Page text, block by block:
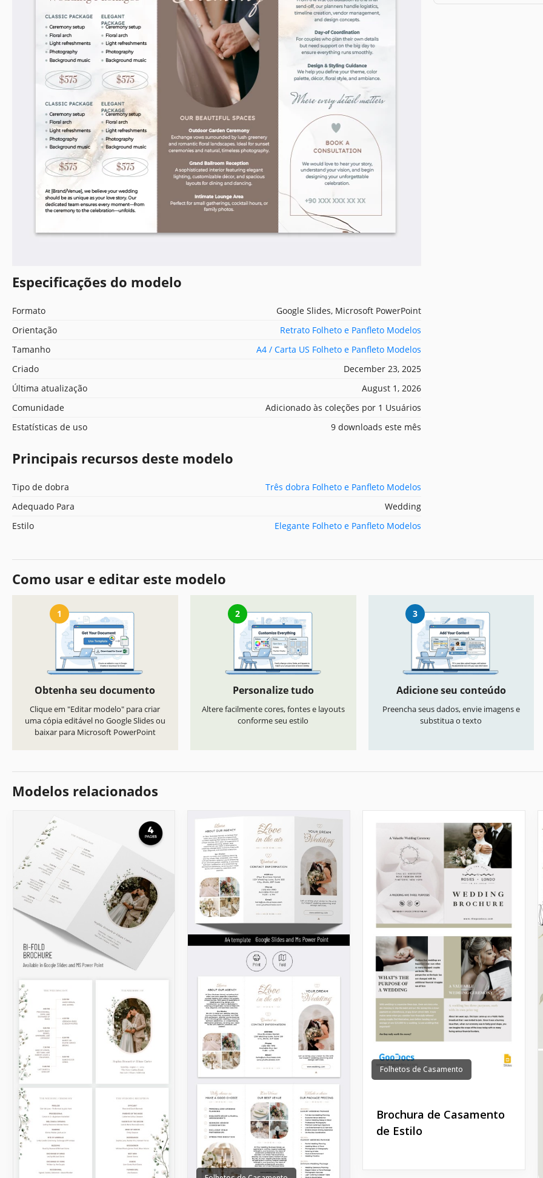
Especificações do modelo
Formato
Google Slides, Microsoft PowerPoint
Orientação
Retrato Folheto e Panfleto Modelos
Tamanho
A4 / Carta US Folheto e Panfleto Modelos
Criado
December 23, 2025
Última atualização
August 1, 2026
Comunidade
Adicionado às coleções por 1 Usuários
Estatísticas de uso
9 downloads este mês
Principais recursos deste modelo
Tipo de dobra
Três dobra Folheto e Panfleto Modelos
Adequado Para
Wedding
Estilo
Elegante Folheto e Panfleto Modelos
Como usar e editar este modelo
1
Obtenha seu documento
Clique em "Editar modelo" para criar
uma cópia editável no Google Slides ou
baixar para Microsoft PowerPoint
2
Personalize tudo
Altere facilmente cores, fontes e layouts
conforme seu estilo
3
Adicione seu conteúdo
Preencha seus dados, envie imagens e
substitua o texto
Modelos relacionados
Folhetos de Casamento
Brochura de Casamento
de Estilo